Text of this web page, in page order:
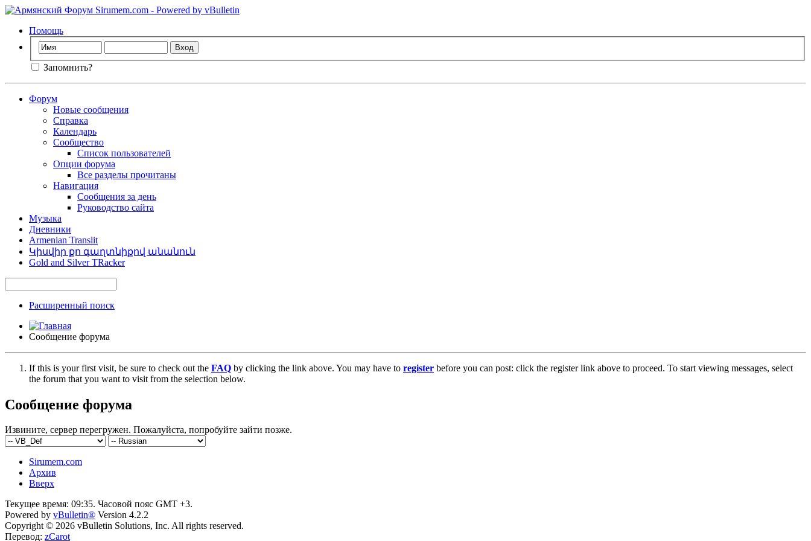
Помощь
Запомнить?
Форум
Новые сообщения
Справка
Календарь
Сообщество
Список пользователей
Опции форума
Все разделы прочитаны
Навигация
Сообщения за день
Руководство сайта
Музыка
Дневники
Armenian Translit
Կիսվիր քո գաղտնիքով անանուն
Gold and Silver TRacker
Расширенный поиск
Сообщение форума
If this is your first visit, be sure to check out the FAQ by clicking the link above. You may have to register before you can post: click the register link above to proceed. To start viewing messages, select
the forum that you want to visit from the selection below.
Сообщение форума
Извините, сервер перегружен. Пожалуйста, попробуйте зайти позже.
Sirumem.com
Архив
Вверх
Текущее время: 09:35. Часовой пояс GMT +3.
Powered by vBulletin® Version 4.2.2
Copyright © 2026 vBulletin Solutions, Inc. All rights reserved.
Перевод: zCarot